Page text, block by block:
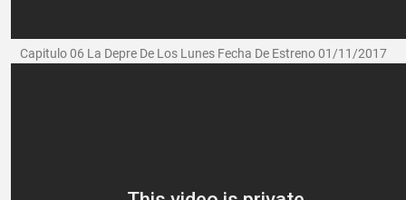
Capitulo 06 La Depre De Los Lunes Fecha De Estreno 01/11/2017